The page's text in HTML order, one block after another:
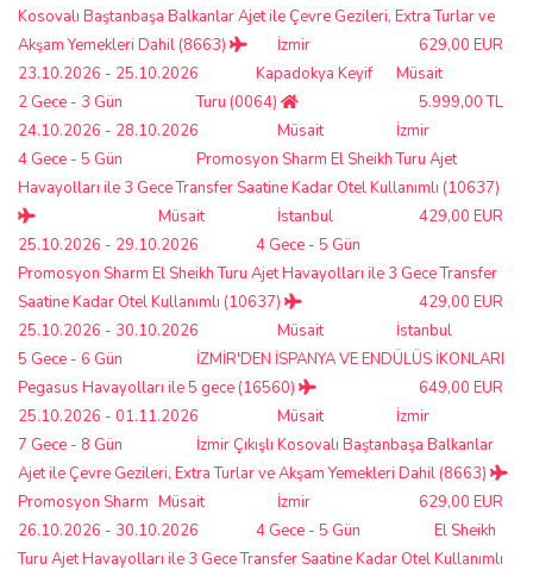
Kosovalı Baştanbaşa Balkanlar Ajet ile Çevre Gezileri, Extra Turlar ve
Akşam Yemekleri Dahil (8663)
629,00 EUR
İzmir
Müsait
23.10.2026 - 25.10.2026
2 Gece - 3 Gün
Kapadokya Keyif
Turu (0064)
5.999,00 TL
İzmir
Müsait
24.10.2026 - 28.10.2026
4 Gece - 5 Gün
Promosyon Sharm El Sheikh Turu Ajet
Havayolları ile 3 Gece Transfer Saatine Kadar Otel Kullanımlı (10637)
429,00 EUR
İstanbul
Müsait
25.10.2026 - 29.10.2026
4 Gece - 5 Gün
Promosyon Sharm El Sheikh Turu Ajet Havayolları ile 3 Gece Transfer
Saatine Kadar Otel Kullanımlı (10637)
429,00 EUR
İstanbul
Müsait
25.10.2026 - 30.10.2026
5 Gece - 6 Gün
İZMİR'DEN İSPANYA VE ENDÜLÜS İKONLARI
Pegasus Havayolları ile 5 gece (16560)
649,00 EUR
İzmir
Müsait
25.10.2026 - 01.11.2026
7 Gece - 8 Gün
İzmir Çıkışlı Kosovalı Baştanbaşa Balkanlar
Ajet ile Çevre Gezileri, Extra Turlar ve Akşam Yemekleri Dahil (8663)
629,00 EUR
İzmir
Müsait
26.10.2026 - 30.10.2026
4 Gece - 5 Gün
Promosyon Sharm
El Sheikh
Turu Ajet Havayolları ile 3 Gece Transfer Saatine Kadar Otel Kullanımlı